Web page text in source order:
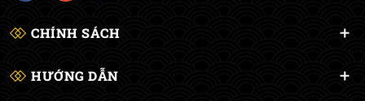
CHÍNH SÁCH
HƯỚNG DẪN